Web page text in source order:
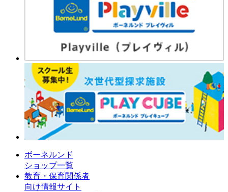
ボーネルンド
ショップ一覧
教育・保育関係者
向け情報サイト